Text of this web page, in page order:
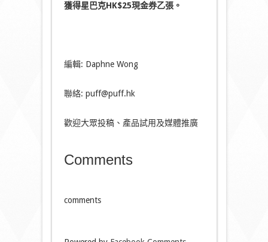
獲得星巴克HK$25現金券乙張。
編輯: Daphne Wong
聯絡: puff@puff.hk
歡迎大眾投稿、產品試用及媒體推廣
Comments
comments